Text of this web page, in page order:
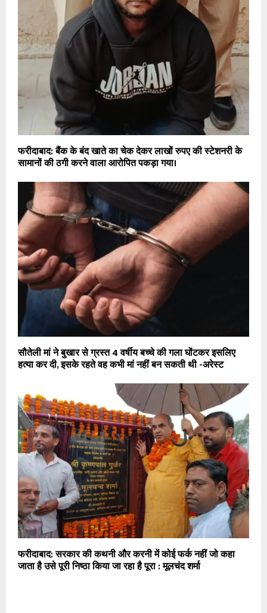
फरीदाबाद: बैंक के बंद खाते का चेक देकर लाखों रुपए की स्टेशनरी के
सामानों की ठगी करने वाला आरोपित पकड़ा गया।
सौतेली मां ने बुखार से ग्रस्त 4 वर्षीय बच्चे की गला घोंटकर इसलिए
हत्या कर दी, इसके रहते वह कभी मां नहीं बन सकती थी -अरेस्ट
फरीदाबाद: सरकार की कथनी और करनी में कोई फर्क नहीं जो कहा
जाता है उसे पूरी निष्ठा किया जा रहा है पूरा : मूलचंद शर्मा